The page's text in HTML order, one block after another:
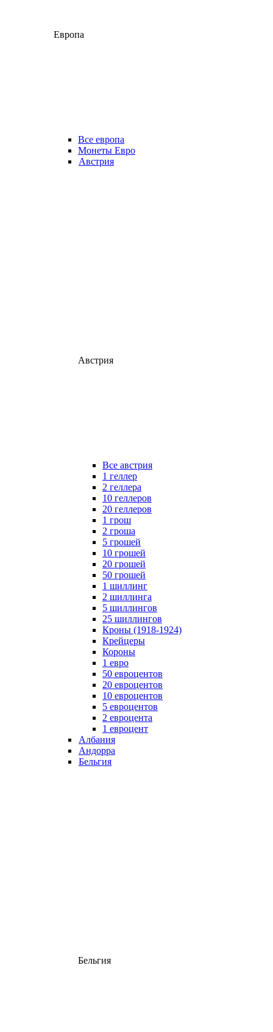
Европа
Все европа
Монеты Евро
Австрия
Австрия
Все австрия
1 геллер
2 геллера
10 геллеров
20 геллеров
1 грош
2 гроша
5 грошей
10 грошей
20 грошей
50 грошей
1 шиллинг
2 шиллинга
5 шиллингов
25 шиллингов
Кроны (1918-1924)
Крейцеры
Короны
1 евро
50 евроцентов
20 евроцентов
10 евроцентов
5 евроцентов
2 евроцента
1 евроцент
Албания
Андорра
Бельгия
Бельгия